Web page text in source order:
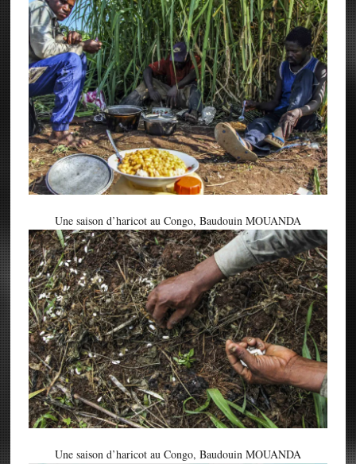
Une saison d’haricot au Congo, Baudouin MOUANDA
Une saison d’haricot au Congo, Baudouin MOUANDA